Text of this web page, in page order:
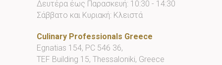
Δευτέρα έως Παρασκευή: 10:30 - 14:30
Σάββατο και Κυριακή: Κλειστά
Culinary Professionals Greece
Egnatias 154, PC 546 36,
TEF Building 15, Thessaloniki, Greece